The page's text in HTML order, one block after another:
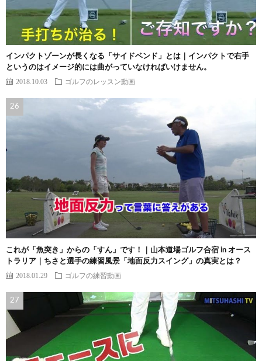
インパクトゾーンが長くなる「サイドベンド」とは｜インパクトで右手
というのはイメージ的には曲がっていなければいけません。
2018.10.03 ゴルフのレッスン動画
これが「魚突き」からの「すん」です！｜山本道場ゴルフ合宿 in オース
トラリア｜ちさと選手の練習風景「地面反力スイング」の真実とは？
2018.01.29 ゴルフの練習動画